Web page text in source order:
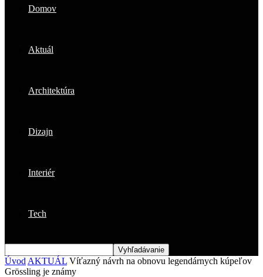
Domov
Aktuál
Architektúra
Dizajn
Interiér
Tech
Úvod AKTUÁL Víťazný návrh na obnovu legendárnych kúpeľov
Grössling je známy